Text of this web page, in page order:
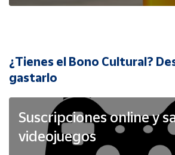
Cuenta
Ubicación
¿Tienes el Bono Cultural?
gastarlo
Suscripciones online y
videojuegos